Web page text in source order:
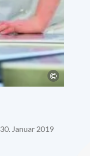
30. Januar 2019